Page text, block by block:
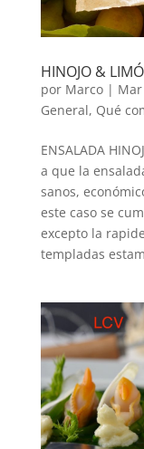
HINOJO &
por Marco|
General, Qué
ENSALADA
a que la
sanos,
este caso se
excepto la
templadas